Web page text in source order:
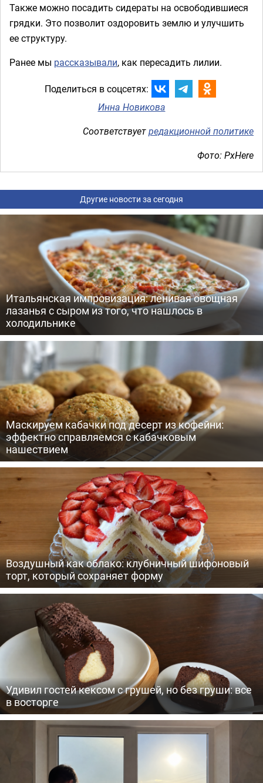
Также можно посадить сидераты на освободившиеся
грядки. Это позволит оздоровить землю и улучшить
ее структуру.
Ранее мы рассказывали, как пересадить лилии.
Поделиться в соцсетях:
Инна Новикова
Соответствуетредакционной политике
Фото: PxHere
Другие новости за сегодня
Итальянская импровизация: ленивая овощная
лазанья с сыром из того, что нашлось в
холодильнике
Маскируем кабачки под десерт из кофейни:
эффектно справляемся с кабачковым
нашествием
Воздушный как облако: клубничный шифоновый
торт, который сохраняет форму
Удивил гостей кексом с грушей, но без груши: все
в восторге